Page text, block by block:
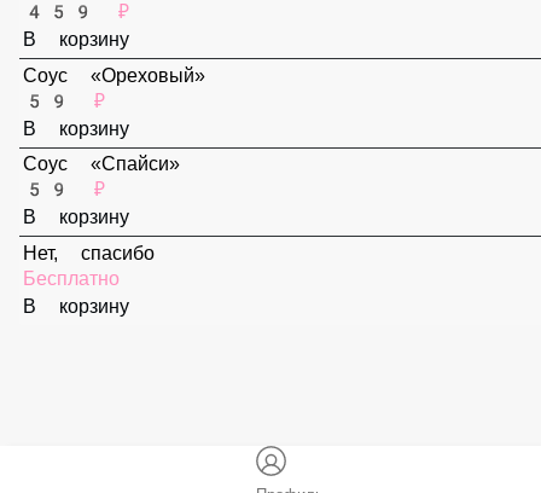
Креветки Темпура - 6 шт.
669 ₽
В корзину
Твист Цезарь
459 ₽
В корзину
Соус «Ореховый»
59 ₽
В корзину